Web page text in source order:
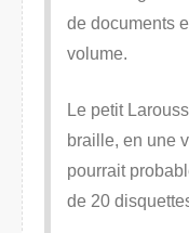
de documents
volume.
Le petit
braille, en une
pourrait
de 20